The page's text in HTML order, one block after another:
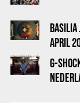
BASILIA
APRIL
G-